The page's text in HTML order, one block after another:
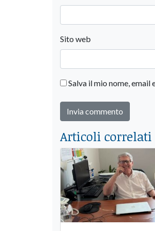
Sito web
Salva il mio nome,
Articoli correlati